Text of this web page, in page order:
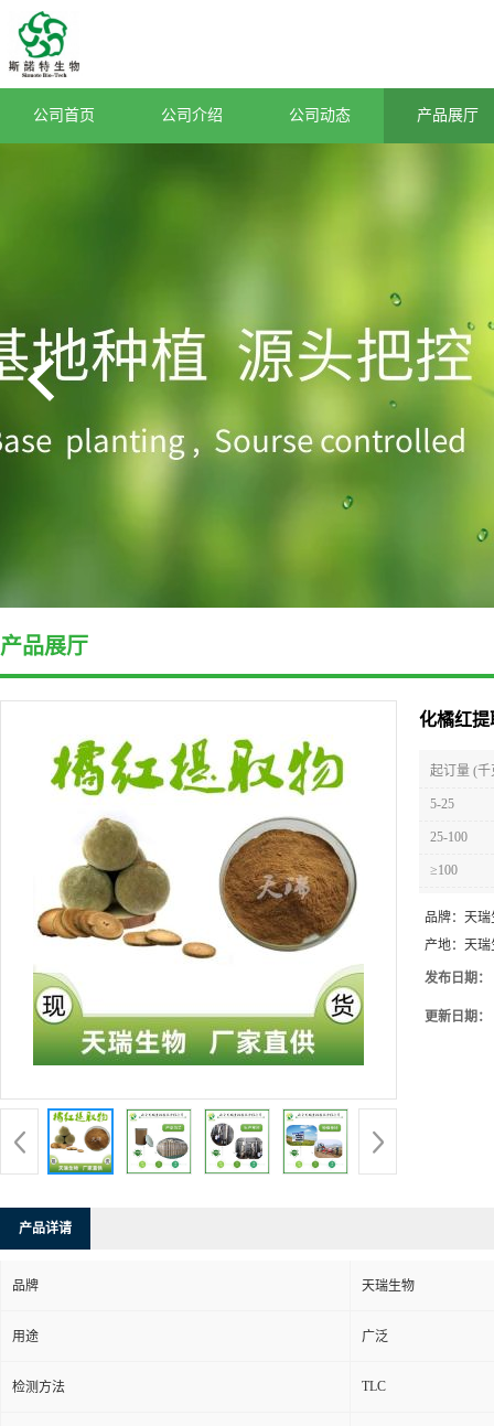
公司首页 公司介绍 公司动态 产品展厅
产品展厅
化橘红提
起订量 (千
5-25
25-100
≥100
品牌： 天瑞
产地： 天瑞
发布日期：
更新日期：
产品详请
品牌 天瑞生物
用途 广泛
检测方法 TLC